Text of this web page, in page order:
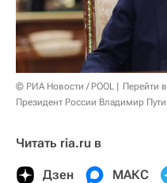
© РИА Новости / POOL
Перейти
Президент России Владимир
Читать ria.ru в
Дзен МАКС